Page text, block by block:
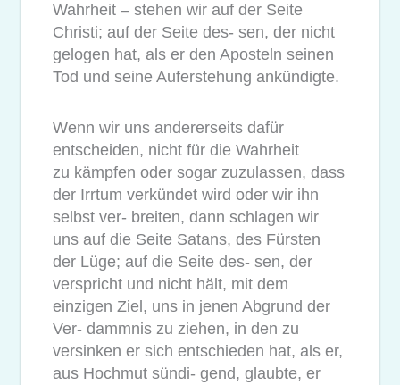
Wahrheit – stehen wir auf der Seite
Christi; auf der Seite des- sen, der nicht
gelogen hat, als er den Aposteln seinen
Tod und seine Auferstehung ankündigte.
Wenn wir uns andererseits dafür
entscheiden, nicht für die Wahrheit
zu kämpfen oder sogar zuzulassen, dass
der Irrtum verkündet wird oder wir ihn
selbst ver- breiten, dann schlagen wir
uns auf die Seite Satans, des Fürsten
der Lüge; auf die Seite des- sen, der
verspricht und nicht hält, mit dem
einzigen Ziel, uns in jenen Abgrund der
Ver- dammnis zu ziehen, in den zu
versinken er sich entschieden hat, als er,
aus Hochmut sündi- gend, glaubte, er